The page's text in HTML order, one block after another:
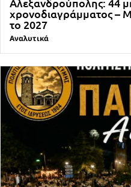
Αλεξανδρούπολης: 44
χρονοδιαγράμματος –
το 2027
Αναλυτικά